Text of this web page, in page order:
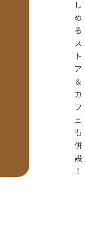
し
め
る
ス
ト
ア
＆
カ
フ
ェ
も
併
設
！